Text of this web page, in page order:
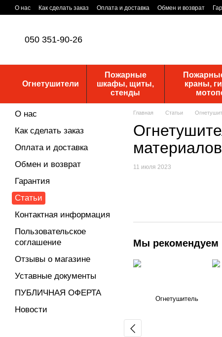
Перейти к основному контенту
О нас Как сделать заказ Оплата и доставка Обмен и возврат
050 351-90-26
Огнетушители
Пожарные
шкафы, щиты,
стенды
краны,
Главная Статьи
11 июля 2023
Мы рекомендуем
О нас
Как сделать заказ
Оплата и доставка
Обмен и возврат
Гарантия
Статьи
Контактная информация
Пользовательское
соглашение
Отзывы о магазине
Уставные документы
ПУБЛИЧНАЯ ОФЕРТА
Новости